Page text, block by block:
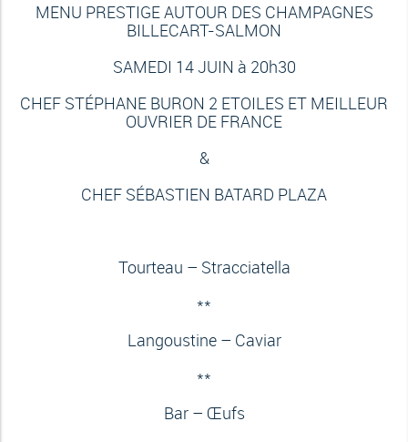
MENU PRESTIGE AUTOUR DES CHAMPAGNES
BILLECART-SALMON
SAMEDI 14 JUIN à 20h30
CHEF STÉPHANE BURON 2 ETOILES ET MEILLEUR
OUVRIER DE FRANCE
&
CHEF SÉBASTIEN BATARD PLAZA
Tourteau – Stracciatella
**
Langoustine – Caviar
**
Bar – Œufs